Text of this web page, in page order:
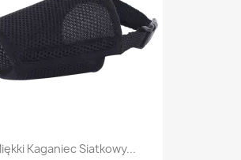
Kaganiec Siatkowy...